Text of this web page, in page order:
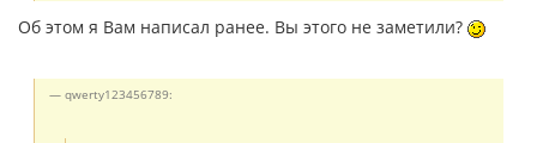
Об этом я Вам написал ранее. Вы этого не заметили?
qwerty123456789: